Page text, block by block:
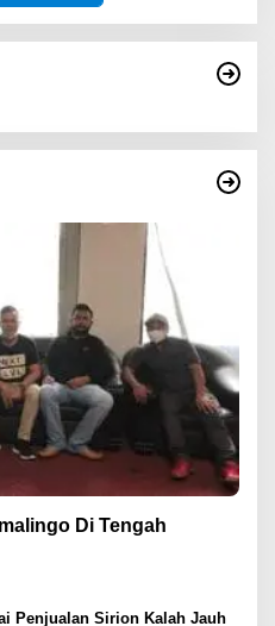
Di Tengah
Penjualan Sirion Kalah Jauh